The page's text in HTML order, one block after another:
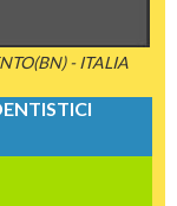
- ITALIA